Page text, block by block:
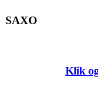
SAXO
Klik